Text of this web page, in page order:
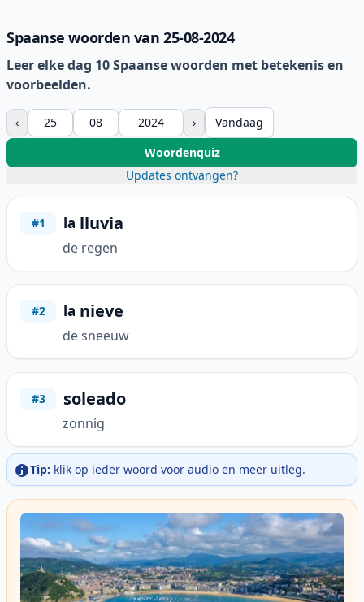
Spaanse woorden van 25-08-2024
Leer elke dag 10 Spaanse woorden met betekenis en
voorbeelden.
‹ ›
Vandaag
Woordenquiz
Updates ontvangen?
#1 la lluvia
de regen
#2 la nieve
de sneeuw
#3 soleado
zonnig
Tip: klik op ieder woord voor audio en meer uitleg.